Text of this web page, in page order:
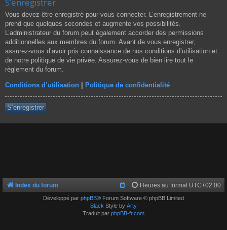
Vous devez être enregistré pour vous connecter. L’enregistrement ne
prend que quelques secondes et augmente vos possibilités.
L’administrateur du forum peut également accorder des permissions
additionnelles aux membres du forum. Avant de vous enregistrer,
assurez-vous d’avoir pris connaissance de nos conditions d’utilisation et
de notre politique de vie privée. Assurez-vous de bien lire tout le
règlement du forum.
Conditions d’utilisation Politique de confidentialité
S’enregistrer
Index du forum Heures au format UTC+02:00
Développé par phpBB® Forum Software © phpBB Limited
Black Style by Arty
Traduit par phpBB-fr.com